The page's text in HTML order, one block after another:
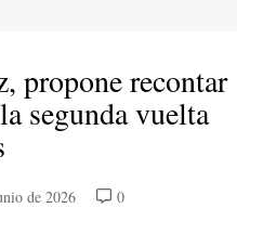
propone recontar
segunda vuelta
de 2026
0